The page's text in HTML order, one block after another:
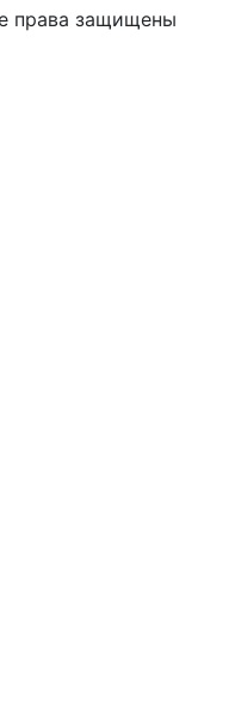
права защищены